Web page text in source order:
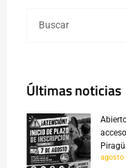
Últimas noticias
agosto